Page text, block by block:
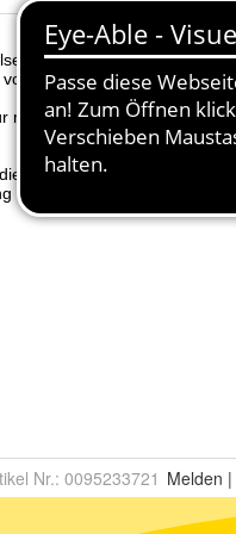
Nr.: 0095233721 Melden |